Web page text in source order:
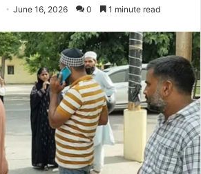
June 16, 2026 0 1 minute read